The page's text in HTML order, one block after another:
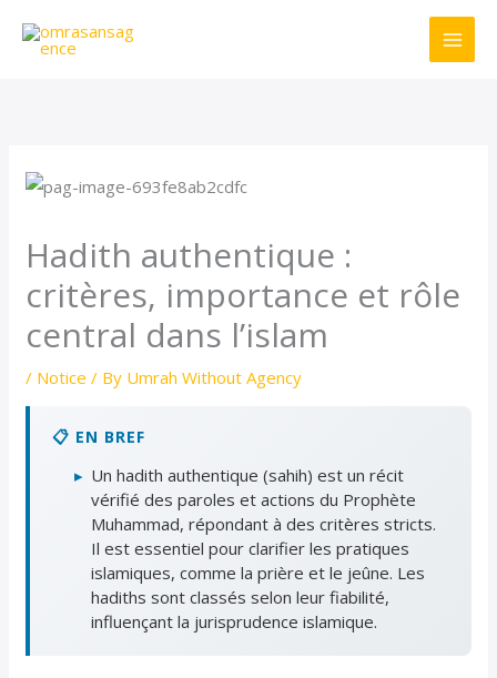
Hadith authentique :
critères, importance et rôle
central dans l’islam
/ Notice / By Umrah Without Agency
📋 EN BREF
▸ Un hadith authentique (sahih) est un récit
vérifié des paroles et actions du Prophète
Muhammad, répondant à des critères stricts.
Il est essentiel pour clarifier les pratiques
islamiques, comme la prière et le jeûne. Les
hadiths sont classés selon leur fiabilité,
influençant la jurisprudence islamique.